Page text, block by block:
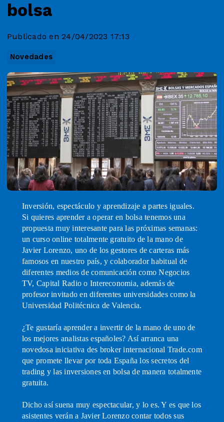
bolsa
Publicado en 24/04/2023 17:13
Novedades
Inversión, espectáculo y aprendizaje a partes iguales.
Si quieres aprender a operar en bolsa tenemos una
propuesta muy interesante para las próximas semanas:
un curso online totalmente gratuito de la mano de
Javier Lorenzo, uno de los gestores de carteras más
famosos en nuestro país, y colaborador habitual de
diferentes medios de comunicación como Negocios
TV, Capital Radio o Intereconomia, además de
profesor invitado en diferentes universidades como la
Universidad Politécnica de Valencia.
¿Te gustaría aprender a invertir de la mano de uno de
los mejores analistas españoles? Así arranca una
novedosa iniciativa des broker internacional Trade.com
que promete llevar por toda España los secretos del
trading y las inversiones en bolsa de manera totalmente
gratuita.
Dicho así suena muy espectacular, y lo es. Y es que los
asistentes verán a Javier Lorenzo contar todos sus